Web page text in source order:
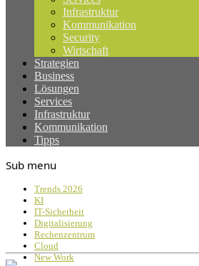
Infrastruktur
Kommunikation
Security
Wirtschaft
Strategien
Business
Lösungen
Services
Infrastruktur
Kommunikation
Tipps
Sub menu
Trends 2026
KI
IT-Sicherheit
Digitalisierung
Rechenzentrum
Cloud
New Work